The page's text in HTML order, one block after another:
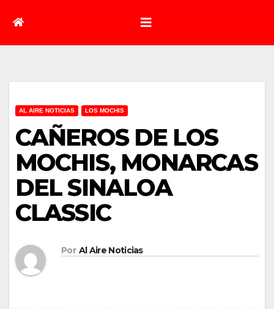
AL AIRE NOTICIAS LOS MOCHIS
CAÑEROS DE LOS
MOCHIS, MONARCAS
DEL SINALOA
CLASSIC
Por Al Aire Noticias